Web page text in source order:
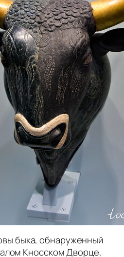
быка, обнаруженный
Кносском Дворце,